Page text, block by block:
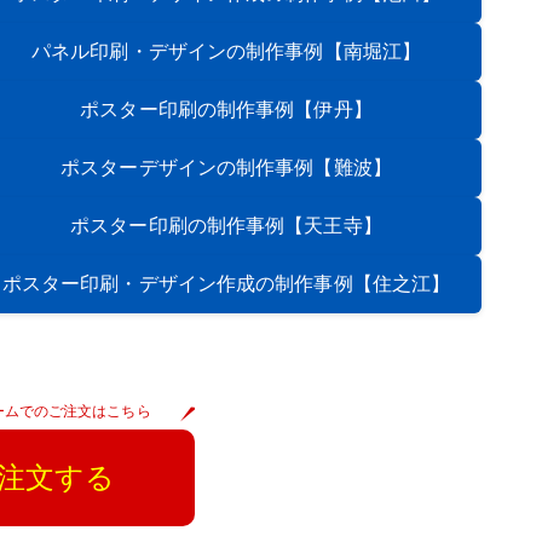
パネル印刷・デザインの制作事例 【南堀江】
ポスター印刷の制作事例 【伊丹】
ポスターデザインの制作事例 【難波】
ポスター印刷の制作事例 【天王寺】
ポスター印刷・デザイン作成の制作事例 【住之江】
ムでのご注文はこちら
文する